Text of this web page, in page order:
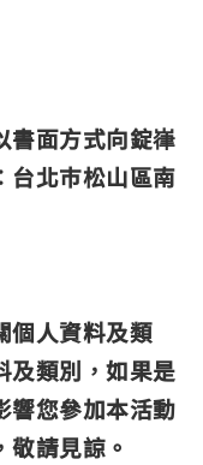
書面方式向錠嵂
台北巿松山區南
個人資料及類
及類別，如果是
響您參加本活動
請見諒。